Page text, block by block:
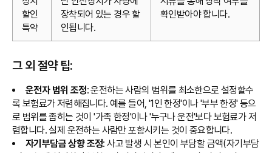
할인
특약
장착되어 있는 경우 할
인됩니다.
확인받아야 합니다.
그 외 절약 팁:
운전자 범위 조정: 운전하는 사람의 범위를 최소한으로 설정할수
록 보험료가 저렴해집니다. 예를 들어, '1인 한정'이나 '부부 한정' 등으
로 범위를 좁히는 것이 '가족 한정'이나 '누구나 운전'보다 보험료가 저
렴합니다. 실제 운전하는 사람만 포함시키는 것이 중요합니다.
자기부담금 상향 조정: 사고 발생 시 본인이 부담할 금액(자기부담